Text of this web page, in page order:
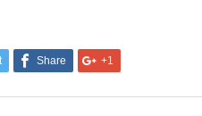
Share +1